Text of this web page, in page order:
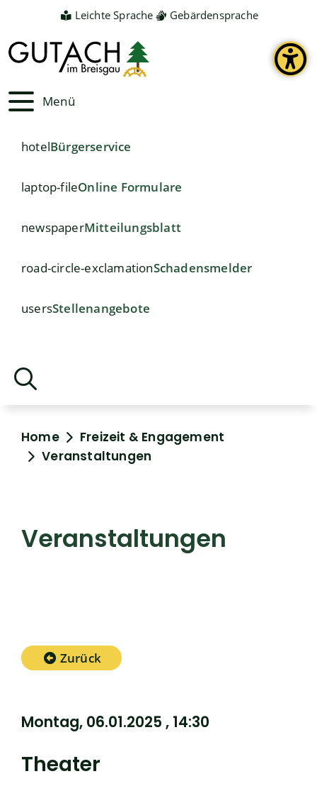
Leichte Sprache Gebärdensprache
Menü
hotelBürgerservice
laptop-fileOnline Formulare
newspaperMitteilungsblatt
road-circle-exclamationSchadensmelder
usersStellenangebote
Home
Freizeit & Engagement
Veranstaltungen
Veranstaltungen
Zurück
Montag, 06.01.2025 , 14:30
Theater